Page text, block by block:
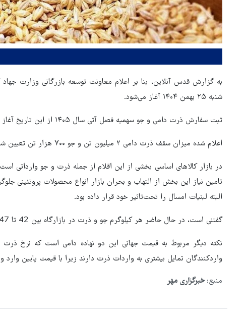
به گزارش قدس آنلاین، بنا بر اعلام معاونت توسعه بازرگانی وزارت
شنبه ۲۵ بهمن ۱۴۰۴ آغاز می‌شود.
ثبت سفارش ذرت دامی و جو سهمیه فصل آتی سال ۱۴۰۵ از این تاریخ آغاز و تا پایان اسفند به صورت سیستمی ادامه دارد.
اعلام شده میزان سقف ذرت دامی ۲ میلیون تن و جو ۷۰۰ هزار تن تعیین شده است.
در بازار کالاهای اساسی بخشی از این اقلام از جمله ذرت و جو
تامین نیاز این بخش از التهاب و بحران بازار انواع محصولات پروتئینی
البته لبنیات امسال را تحت‌تاثیر خود قرار داده بود.
گفتنی است، در حال حاضر هر کیلوگرم جو و ذرت در بازارگاه بین 42 تا 47 هزار تومان عرضه می‌شود.
نکته دیگر مربوط به قیمت جهانی این دو نهاده دامی است که نرخ
واردکنندگان تمایل بیشتری به واردات ذرت دارند زیرا با قیمت پایین وارد و
منبع: خبرگزاری مهر
فوتبال: در همه
از هوش مصنوعی
کنیم
قدردانی رئیس‌جمهور از